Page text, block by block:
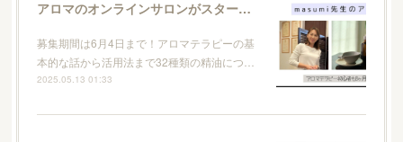
アロマのオンラインサロンがスタートします
募集期間は6月4日まで！アロマテラピーの基
本的な話から活用法まで32種類の精油につ…
2025.05.13 01:33